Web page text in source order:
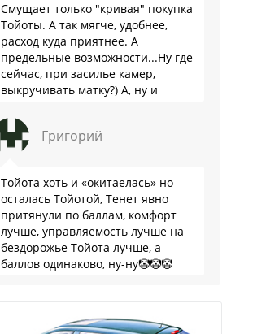
Смущает только "кривая" покупка
Тойоты. А так мягче, удобнее,
расход куда приятнее. А
предельные возможности...Ну где
сейчас, при засилье камер,
выкручивать матку?) А, ну и
забываем.
Григорий
Тойота хоть и «окитаелась» но
осталась Тойотой, Тенет явно
притянули по баллам, комфорт
лучше, управляемость лучше на
бездорожье Тойота лучше, а
баллов одинаково, ну-ну🤡🤡🤡